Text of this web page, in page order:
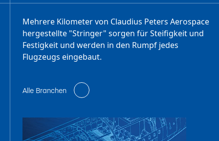
Mehrere Kilometer von Claudius Peters Aerospace
hergestellte "Stringer" sorgen für Steifigkeit und
Festigkeit und werden in den Rumpf jedes
Flugzeugs eingebaut.
Alle Branchen